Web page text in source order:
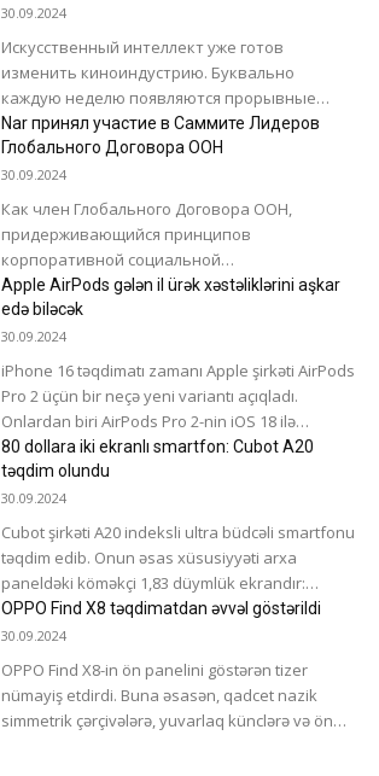
30.09.2024
Искусственный интеллект уже готов
изменить киноиндустрию. Буквально
каждую неделю появляются прорывные
модели и продукты в этой сфере, которые
показывают все более впечатляющие
результаты. В...
Nar принял участие в Саммите Лидеров
Глобального Договора ООН
30.09.2024
Как член Глобального Договора ООН,
придерживающийся принципов
корпоративной социальной
ответственности, компания Nar была
представлена на Саммите лидеров
Глобального договора ООН в Нью-Йорке.
Участие компании...
Apple AirPods gələn il ürək xəstəliklərini aşkar
edə biləcək
30.09.2024
iPhone 16 təqdimatı zamanı Apple şirkəti AirPods
Pro 2 üçün bir neçə yeni variantı açıqladı.
Onlardan biri AirPods Pro 2-nin iOS 18 ilə
eşitmə...
80 dollara iki ekranlı smartfon: Cubot A20
təqdim olundu
30.09.2024
Cubot şirkəti A20 indeksli ultra büdcəli smartfonu
təqdim edib. Onun əsas xüsusiyyəti arxa
paneldəki köməkçi 1,83 düymlük ekrandır:
onunla siz vaxtı göstərə, bildirişlərə baxa,...
OPPO Find X8 təqdimatdan əvvəl göstərildi
30.09.2024
OPPO Find X8-in ön panelini göstərən tizer
nümayiş etdirdi. Buna əsasən, qadcet nazik
simmetrik çərçivələrə, yuvarlaq künclərə və ön